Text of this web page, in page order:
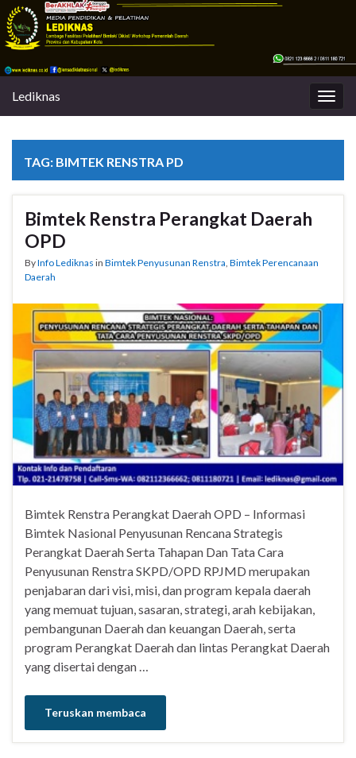
Lediknas
TAG: BIMTEK RENSTRA PD
Bimtek Renstra Perangkat Daerah
OPD
ByInfo Lediknas in Bimtek Penyusunan Renstra, Bimtek Perencanaan
Daerah
Bimtek Renstra Perangkat Daerah OPD – Informasi
Bimtek Nasional Penyusunan Rencana Strategis
Perangkat Daerah Serta Tahapan Dan Tata Cara
Penyusunan Renstra SKPD/OPD RPJMD merupakan
penjabaran dari visi, misi, dan program kepala daerah
yang memuat tujuan, sasaran, strategi, arah kebijakan,
pembangunan Daerah dan keuangan Daerah, serta
program Perangkat Daerah dan lintas Perangkat Daerah
yang disertai dengan …
Teruskan membaca